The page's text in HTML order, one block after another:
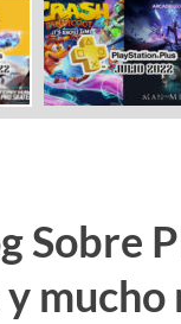
Sobre
y mucho